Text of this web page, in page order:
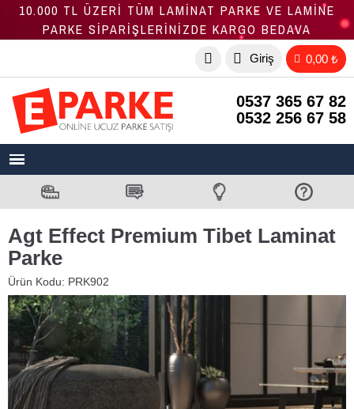
10.000 TL ÜZERİ TÜM LAMİNAT PARKE VE LAMİNE
PARKE SİPARİŞLERİNİZDE KARGO BEDAVA
Giriş 0,00 ₺
0537 365 67 82
0532 256 67 58
Agt Effect Premium Tibet Laminat
Parke
Ürün Kodu: PRK902